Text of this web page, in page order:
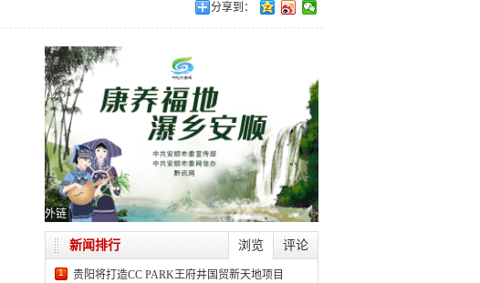
分享到：
外链
浏览 评论
新闻排行
1 贵阳将打造CC PARK王府井国贸新天地项目